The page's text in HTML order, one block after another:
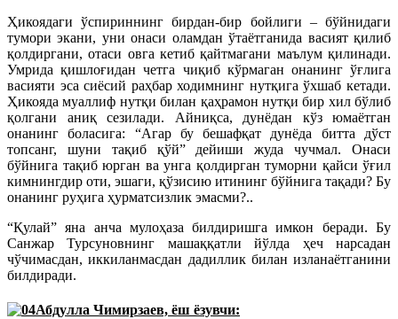
Ҳикоядаги ўспириннинг бирдан-бир бойлиги – бўйнидаги
тумори экани, уни онаси оламдан ўтаётганида васият қилиб
қолдиргани, отаси овга кетиб қайтмагани маълум қилинади.
Умрида қишлоғидан четга чиқиб кўрмаган онанинг ўғлига
васияти эса сиёсий раҳбар ходимнинг нутқига ўхшаб кетади.
Ҳикояда муаллиф нутқи билан қаҳрамон нутқи бир хил бўлиб
қолгани аниқ сезилади. Айниқса, дунёдан кўз юмаётган
онанинг боласига: “Агар бу бешафқат дунёда битта дўст
топсанг, шуни тақиб қўй” дейиши жуда чучмал. Онаси
бўйнига тақиб юрган ва унга қолдирган туморни қайси ўғил
кимнингдир оти, эшаги, қўзисию итининг бўйнига тақади? Бу
онанинг руҳига ҳурматсизлик эмасми?..
“Қулай” яна анча мулоҳаза билдиришга имкон беради. Бу
Санжар Турсуновнинг машаққатли йўлда ҳеч нарсадан
чўчимасдан, иккиланмасдан дадиллик билан изланаётганини
билдиради.
Абдулла Чимирзаев, ёш ёзувчи: